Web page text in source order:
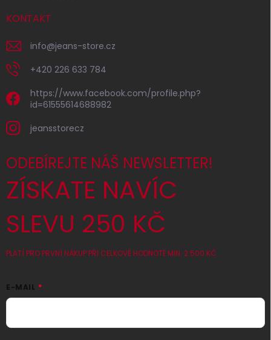
KONTAKT
info@jeans-store.cz
+420 226 633 784
https://www.facebook.com/profile.php?
id=61555614688982
jeansstorecz
ODEBÍREJTE NÁŠ NEWSLETTER!
ZÍSKATE NAVÍC
SLEVU 250 KČ
PLATÍ PRO PRVNÍ NÁKUP PŘI CELKOVÉ HODNOTĚ MIN. 2 500 KČ
E-MAIL